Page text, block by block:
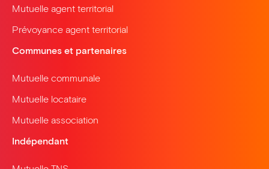
Mutuelle agent territorial
Prévoyance agent territorial
Communes et partenaires
Mutuelle communale
Mutuelle locataire
Mutuelle association
Indépendant